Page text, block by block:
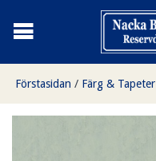
Förstasidan / Färg & Tapeter